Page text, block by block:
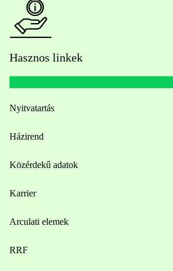
Hasznos linkek
Nyitvatartás
Házirend
Közérdekű adatok
Karrier
Arculati elemek
RRF